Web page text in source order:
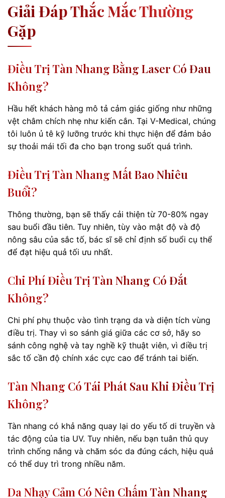
Giải Đáp Thắc Mắc Thường
Gặp
Điều Trị Tàn Nhang Bằng Laser Có Đau
Không?
Hầu hết khách hàng mô tả cảm giác giống như những
vệt châm chích nhẹ như kiến cắn. Tại V-Medical, chúng
tôi luôn ủ tê kỹ lưỡng trước khi thực hiện để đảm bảo
sự thoải mái tối đa cho bạn trong suốt quá trình.
Điều Trị Tàn Nhang Mất Bao Nhiêu
Buổi?
Thông thường, bạn sẽ thấy cải thiện từ 70-80% ngay
sau buổi đầu tiên. Tuy nhiên, tùy vào mật độ và độ
nông sâu của sắc tố, bác sĩ sẽ chỉ định số buổi cụ thể
để đạt hiệu quả tối ưu nhất.
Chi Phí Điều Trị Tàn Nhang Có Đắt
Không?
Chi phí phụ thuộc vào tình trạng da và diện tích vùng
điều trị. Thay vì so sánh giá giữa các cơ sở, hãy so
sánh công nghệ và tay nghề kỹ thuật viên, vì điều trị
sắc tố cần độ chính xác cực cao để tránh tai biến.
Tàn Nhang Có Tái Phát Sau Khi Điều Trị
Không?
Tàn nhang có khả năng quay lại do yếu tố di truyền và
tác động của tia UV. Tuy nhiên, nếu bạn tuân thủ quy
trình chống nắng và chăm sóc da đúng cách, hiệu quả
có thể duy trì trong nhiều năm.
Da Nhạy Cảm Có Nên Chấm Tàn Nhang